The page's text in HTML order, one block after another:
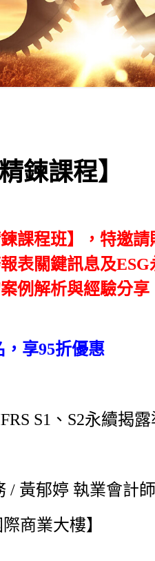
鍊課程】
課程班】，特邀
表關鍵訊息及
例解析與經驗分
享95折優惠
S1、S2永續揭
/ 黃郁婷 執業會計師
商業大樓】